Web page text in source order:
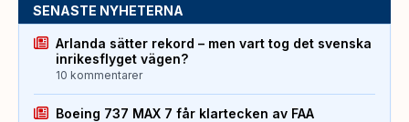
SENASTE NYHETERNA
Arlanda sätter rekord – men vart tog det svenska
inrikesflyget vägen?
10 kommentarer
Boeing 737 MAX 7 får klartecken av FAA